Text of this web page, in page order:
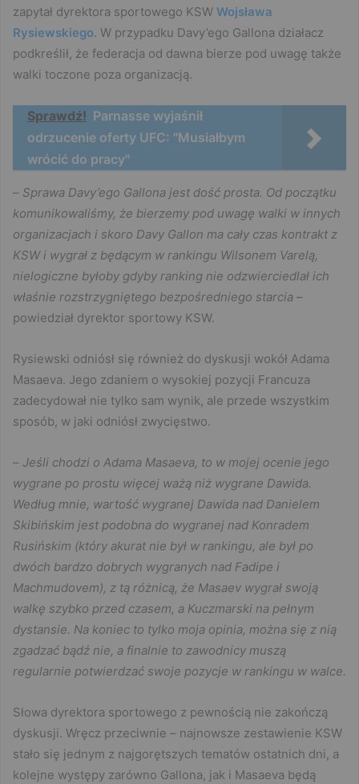
zapytał dyrektora sportowego KSW Wojsława
Rysiewskiego. W przypadku Davy’ego Gallona działacz
podkreślił, że federacja od dawna bierze pod uwagę także
walki toczone poza organizacją.
Sprawdź! Parnasse wyjaśnił
odrzucenie oferty UFC: "Musiałbym
wrócić do pracy"
– Sprawa Davy’ego Gallona jest dość prosta. Od początku
komunikowaliśmy, że bierzemy pod uwagę walki w innych
organizacjach i skoro Davy Gallon ma cały czas kontrakt z
KSW i wygrał z będącym w rankingu Wilsonem Varelą,
nielogiczne byłoby gdyby ranking nie odzwierciedlał ich
właśnie rozstrzygniętego bezpośredniego starcia –
powiedział dyrektor sportowy KSW.
Rysiewski odniósł się również do dyskusji wokół Adama
Masaeva. Jego zdaniem o wysokiej pozycji Francuza
zadecydował nie tylko sam wynik, ale przede wszystkim
sposób, w jaki odniósł zwycięstwo.
– Jeśli chodzi o Adama Masaeva, to w mojej ocenie jego
wygrane po prostu więcej ważą niż wygrane Dawida.
Według mnie, wartość wygranej Dawida nad Danielem
Skibińskim jest podobna do wygranej nad Konradem
Rusińskim (który akurat nie był w rankingu, ale był po
dwóch bardzo dobrych wygranych nad Fadipe i
Machmudovem), z tą różnicą, że Masaev wygrał swoją
walkę szybko przed czasem, a Kuczmarski na pełnym
dystansie. Na koniec to tylko moja opinia, można się z nią
zgadzać bądź nie, a finalnie to zawodnicy muszą
regularnie potwierdzać swoje pozycje w rankingu w walce.
Słowa dyrektora sportowego z pewnością nie zakończą
dyskusji. Wręcz przeciwnie – najnowsze zestawienie KSW
stało się jednym z najgorętszych tematów ostatnich dni, a
kolejne występy zarówno Gallona, jak i Masaeva będą